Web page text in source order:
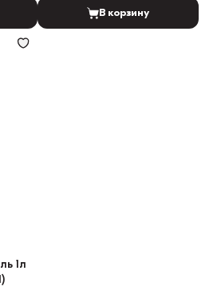
В корзину
1л